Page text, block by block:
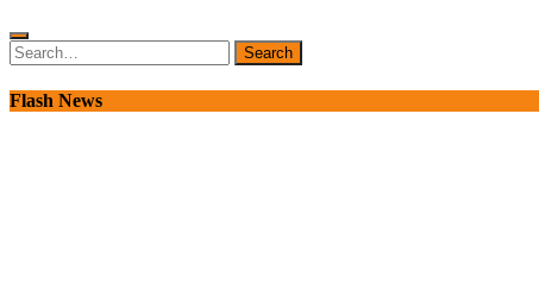
Search
for:
Search
Flash News